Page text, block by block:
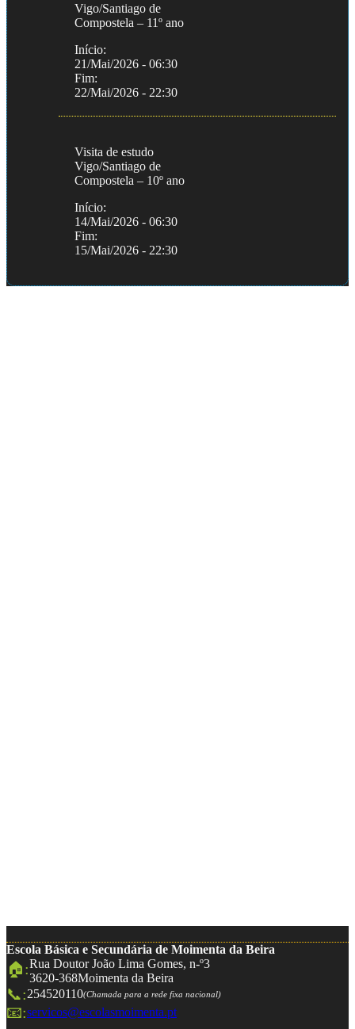
Vigo/Santiago de
Compostela – 11º ano
Início:
21/Mai/2026 - 06:30
Fim:
22/Mai/2026 - 22:30
Visita de estudo
Vigo/Santiago de
Compostela – 10º ano
Início:
14/Mai/2026 - 06:30
Fim:
15/Mai/2026 - 22:30
Escola Básica e Secundária de Moimenta da Beira
🏠:Rua Doutor João Lima Gomes, n-º3
3620-368Moimenta da Beira
📞:254520110(Chamada para a rede fixa nacional)
📧:servicos@escolasmoimenta.pt